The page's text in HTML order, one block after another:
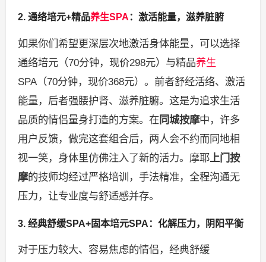
2. 通络培元+精品养生SPA：激活能量，滋养脏腑
如果你们希望更深层次地激活身体能量，可以选择
通络培元（70分钟，现价298元）与精品养生
SPA（70分钟，现价368元）。前者舒经活络、激活
能量，后者强腰护肾、滋养脏腑。这是为追求生活
品质的情侣量身打造的方案。在同城按摩中，许多
用户反馈，做完这套组合后，两人会不约而同地相
视一笑，身体里仿佛注入了新的活力。摩耶上门按
摩的技师均经过严格培训，手法精准，全程沟通无
压力，让专业度与舒适感并存。
3. 经典舒缓SPA+固本培元SPA：化解压力，阴阳平衡
对于压力较大、容易焦虑的情侣，经典舒缓